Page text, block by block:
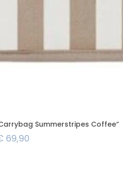
Summerstripes Coffee“
69,90